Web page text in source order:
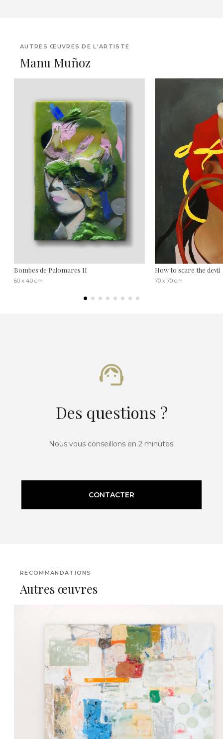
AUTRES ŒUVRES DE L'ARTISTE
Manu Muñoz
Bombes de Palomares II
60 x 40 cm
How to scare the devil
70 x 70 cm
Des questions ?
Nous vous conseillons en 2 minutes.
CONTACTER
RECOMMANDATIONS
Autres œuvres